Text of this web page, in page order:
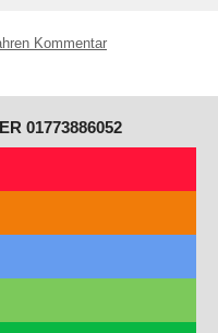
Kommentar
01773886052